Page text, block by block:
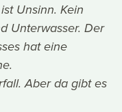
Unsinn. Kein
Unterwasser. Der
hat eine
Aber da gibt es